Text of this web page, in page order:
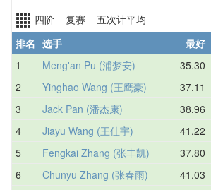
四阶 复赛 五次计平均
排名 选手 最好
1
Meng'an Pu (浦梦安) 35.30
2 Yinghao Wang (王鹰豪) 37.11
3 Jack Pan (潘杰康) 38.96
4 Jiayu Wang (王佳宇) 41.22
5 Fengkai Zhang (张丰凯) 37.80
6 Chunyu Zhang (张春雨) 41.03